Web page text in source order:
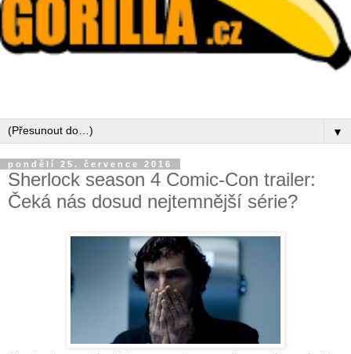
▼
pondělí 25. července 2016
Sherlock season 4 Comic-Con trailer:
Čeká nás dosud nejtemnější série?